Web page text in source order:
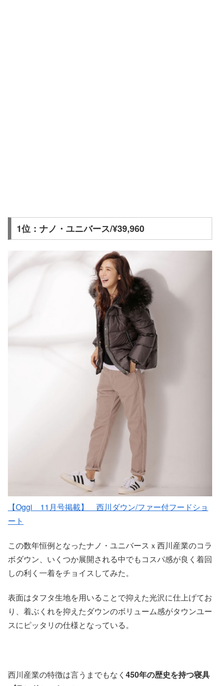
1位：ナノ・ユニバース/¥39,960
【Oggi 11月号掲載】 西川ダウン/ファー付フードショ
ート
この数年恒例となったナノ・ユニバースｘ西川産業のコラ
ボダウン、いくつか展開される中でもコスパ感が良く着回
しの利く一着をチョイスしてみた。
表面はタフタ生地を用いることで抑えた光沢に仕上げてお
り、着ぶくれを抑えたダウンのボリューム感がタウンユー
スにピッタリの仕様となっている。
西川産業の特徴は言うまでもなく 450年の歴史を持つ寝具